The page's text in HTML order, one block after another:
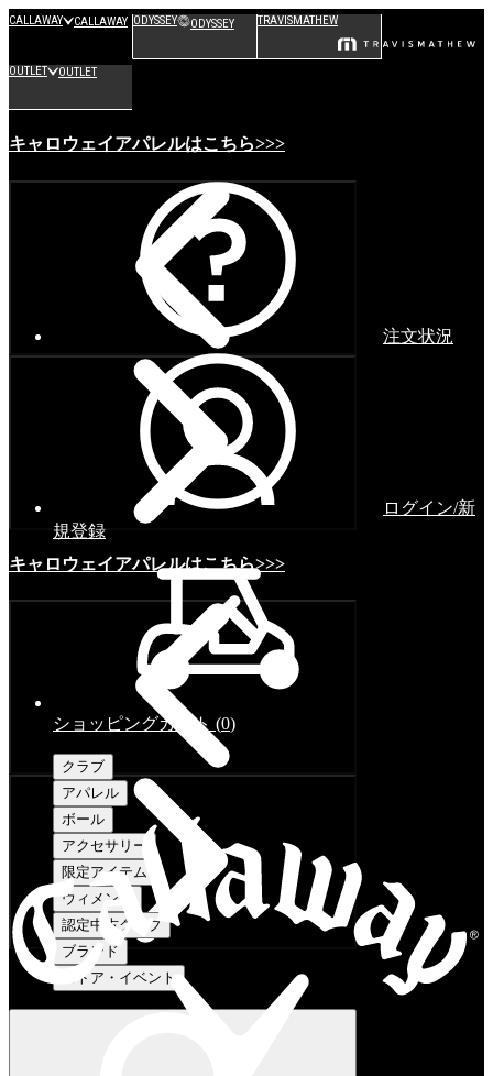
CALLAWAY CALLAWAY ODYSSEY ODYSSEY TRAVISMATHEW
OUTLET OUTLET
キャロウェイアパレルはこちら>>>
キャロウェイアパレルはこちら>>>
注文状況
ログイン/新
規登録
ショッピングカート (0)
クラブ
アパレル
ボール
アクセサリー
限定アイテム
ウィメンズ
認定中古クラブ
ブランド
ストア・イベント